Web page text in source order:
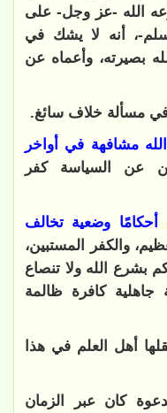
الله -عز وجل- على
، أنه لا يشك في
بصيرته، وأعماه عن
في مسألة خلاف سائغ.
مشافهة في أواخر
عن السياسة كفر
وضعية تخالف
والكفر المستبين،
بشرع الله ولا تنصاع
جاهلية كافرة ظالمة
أهل العلم في هذا
كان عبر الزمان